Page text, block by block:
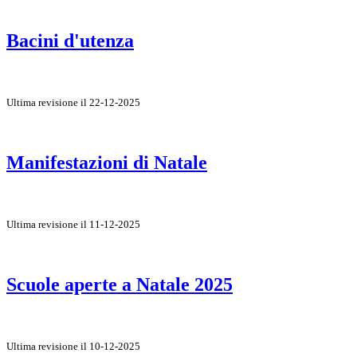
Bacini d'utenza
Ultima revisione il 22-12-2025
Manifestazioni di Natale
Ultima revisione il 11-12-2025
Scuole aperte a Natale 2025
Ultima revisione il 10-12-2025